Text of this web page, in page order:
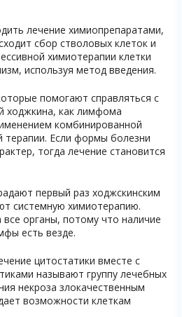
лечение химиопрепаратами,
сбор стволовых клеток и
химиотерапии клетки
используя метод введения.
помогают справляться с
ходжкина, как лимфома
комбинированной
терапии. Если формы болезни
тогда лечение становится
первый раз ходжскинским
системную химиотерапию.
все органы, потому что наличие
есть везде.
цитостатики вместе с
называют группу лечебных
некроза злокачественным
возможности клеткам